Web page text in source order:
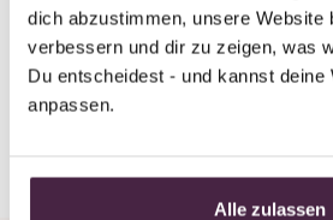
dich abzustimmen, unsere Website
verbessern und dir zu zeigen, was
Du entscheidest - und kannst deine
anpassen.
Alle zulassen